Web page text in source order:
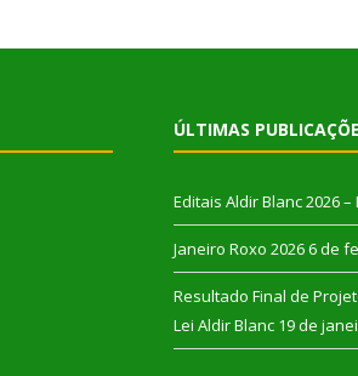
ÚLTIMAS
Editais Aldir Blanc 2026 –
Janeiro Roxo 2026 6 de
Resultado Final de
Lei Aldir Blanc 19 de